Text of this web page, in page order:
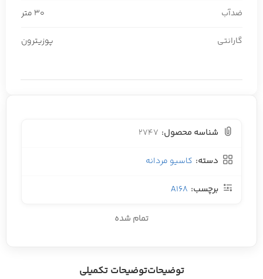
ضدآب 30 متر
گارانتی پوزیترون
شناسه محصول: 2747
دسته: کاسیو مردانه
برچسب: A168
تمام شده
توضیحاتتوضیحات تکمیلی